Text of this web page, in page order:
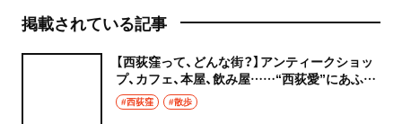
掲載されている記事
【西荻窪って、どんな街？】アンティークショッ
プ、カフェ、本屋、飲み屋……“西荻愛”にあふれ
たモザイクの街。雑誌『散歩の達人』が一番売れ
るのはここ！
#西荻窪 #散歩